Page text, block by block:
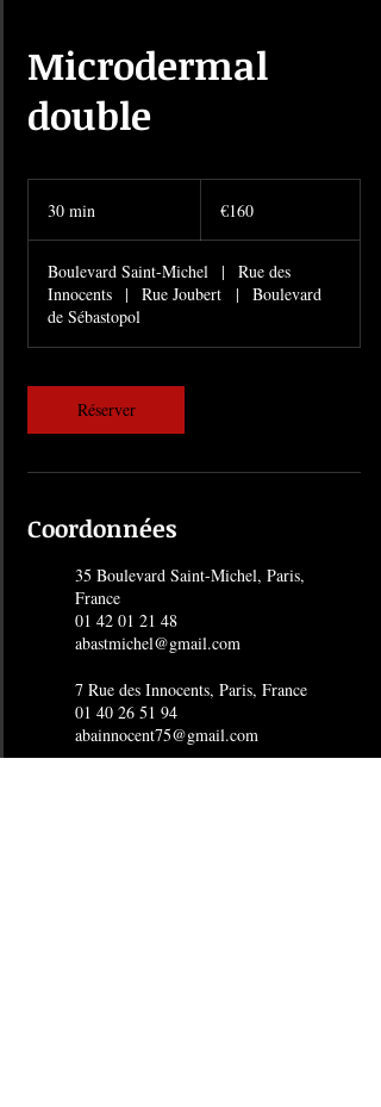
Microdermal
double
30 min
i
n
€160
Boulevard Saint-Michel |
Rue des
Innocents
| Rue Joubert |
Boulevard
de Sébastopol
Réserver
Coordonnées
35 Boulevard Saint-Michel, Paris,
France
01 42 01 21 48
abastmichel@gmail.com
7 Rue des Innocents, Paris, France
01 40 26 51 94
abainnocent75@gmail.com